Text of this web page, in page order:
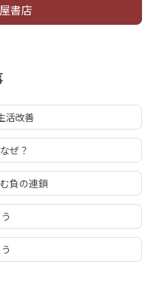
書店
活改善
ぜ？
負の連鎖